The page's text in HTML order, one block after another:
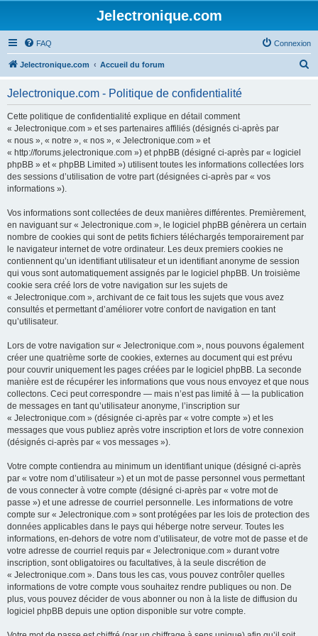
Jelectronique.com
FAQ Connexion
Jelectronique.com Accueil du forum
Jelectronique.com - Politique de confidentialité
Cette politique de confidentialité explique en détail comment
« Jelectronique.com » et ses partenaires affiliés (désignés ci-après par
« nous », « notre », « nos », « Jelectronique.com » et
« http://forums.jelectronique.com ») et phpBB (désigné ci-après par « logiciel
phpBB » et « phpBB Limited ») utilisent toutes les informations collectées lors
des sessions d’utilisation de votre part (désignées ci-après par « vos
informations »).
Vos informations sont collectées de deux manières différentes. Premièrement,
en naviguant sur « Jelectronique.com », le logiciel phpBB génèrera un certain
nombre de cookies qui sont de petits fichiers téléchargés temporairement par
le navigateur internet de votre ordinateur. Les deux premiers cookies ne
contiennent qu’un identifiant utilisateur et un identifiant anonyme de session
qui vous sont automatiquement assignés par le logiciel phpBB. Un troisième
cookie sera créé lors de votre navigation sur les sujets de
« Jelectronique.com », archivant de ce fait tous les sujets que vous avez
consultés et permettant d’améliorer votre confort de navigation en tant
qu’utilisateur.
Lors de votre navigation sur « Jelectronique.com », nous pouvons également
créer une quatrième sorte de cookies, externes au document qui est prévu
pour couvrir uniquement les pages créées par le logiciel phpBB. La seconde
manière est de récupérer les informations que vous nous envoyez et que nous
collectons. Ceci peut correspondre — mais n’est pas limité à — la publication
de messages en tant qu’utilisateur anonyme, l’inscription sur
« Jelectronique.com » (désignée ci-après par « votre compte ») et les
messages que vous publiez après votre inscription et lors de votre connexion
(désignés ci-après par « vos messages »).
Votre compte contiendra au minimum un identifiant unique (désigné ci-après
par « votre nom d’utilisateur ») et un mot de passe personnel vous permettant
de vous connecter à votre compte (désigné ci-après par « votre mot de
passe ») et une adresse de courriel personnelle. Les informations de votre
compte sur « Jelectronique.com » sont protégées par les lois de protection des
données applicables dans le pays qui héberge notre serveur. Toutes les
informations, en-dehors de votre nom d’utilisateur, de votre mot de passe et de
votre adresse de courriel requis par « Jelectronique.com » durant votre
inscription, sont obligatoires ou facultatives, à la seule discrétion de
« Jelectronique.com ». Dans tous les cas, vous pouvez contrôler quelles
informations de votre compte vous souhaitez rendre publiques ou non. De
plus, vous pouvez décider de vous abonner ou non à la liste de diffusion du
logiciel phpBB depuis une option disponible sur votre compte.